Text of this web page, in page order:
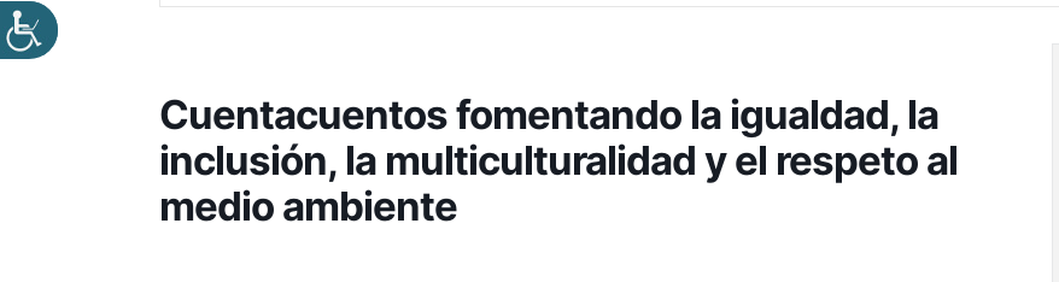
Cuentacuentos fomentando la igualdad, la
inclusión, la multiculturalidad y el respeto al
medio ambiente